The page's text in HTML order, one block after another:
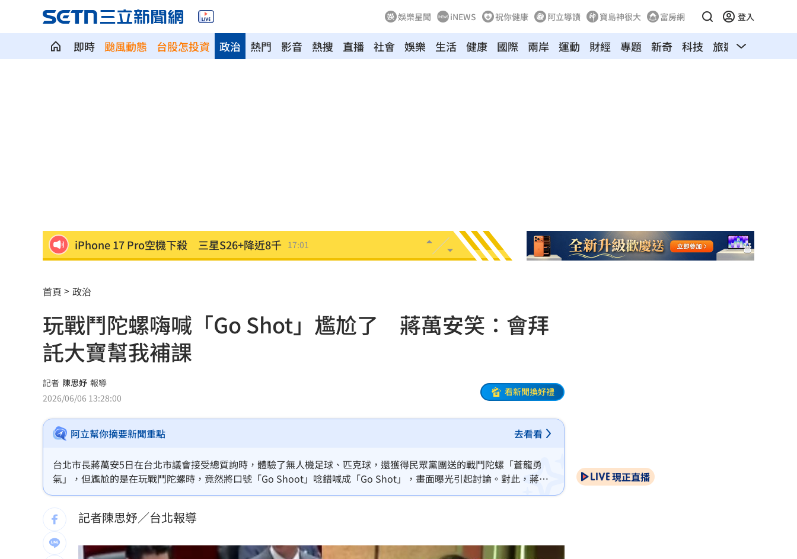
娛樂星聞 iNEWS 祝你健康 阿立導讀 寶島神很大 富房網 登入
即時 颱風動態 台股怎投資 熱門 影音 熱搜 直播
政治 社會 娛樂 生活 健康 國際 兩岸 運動 財經 專題 新奇 科技 旅遊 汽車
iPhone 17 Pro空機下殺 三星S26+降近8千 17:01
上海抽驗嫁接睫毛膠水 逾8成含致癌敏物
鴻海最強單月營收 兆元企業挑戰月營收兆 16:58
中國祭出入境新規 陸委會示警兩類人士
指追星沒邊界！西村力挨批：獨厚國外粉絲
南韓軍方：北韓朝「日本海」發射彈道飛彈
獨／全台最大鍍膜店保養 遭重踩拉轉試車
PO柯文哲慶生照！陳佩琪曝「開了新存摺」 16:53
金門縣民卡全面數位化！悠遊付綁定享便利
傳離婚檢場、女兒非親生 李翊君露面回應 16:49
首頁 政治
玩戰鬥陀螺嗨喊「Go Shot」尷尬了 蔣萬安笑：會拜
託大寶幫我補課
記者 陳思妤 報導
2026/06/06 13:28:00
看新聞換好禮
阿立幫你摘要新聞重點 去看看
台北市長蔣萬安5日在台北市議會接受總質詢時，體驗了無人機足球、匹克球，還獲得民眾黨團送的戰鬥陀螺「蒼龍勇
氣」，但尷尬的是在玩戰鬥陀螺時，竟然將口號「Go Shoot」唸錯喊成「Go Shot」，畫面曝光引起討論。對此，蔣萬
安今（6）日笑說，「我會拜託大寶幫我補課」。
記者陳思妤／台北報導
現正直播